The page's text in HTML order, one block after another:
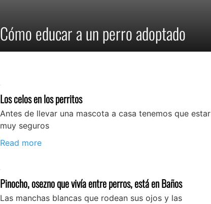
Cómo educar a un perro adoptado
Los celos en los perritos
Antes de llevar una mascota a casa tenemos que estar
muy seguros
Read more
Pinocho, osezno que vivía entre perros, está en Baños
Las manchas blancas que rodean sus ojos y las